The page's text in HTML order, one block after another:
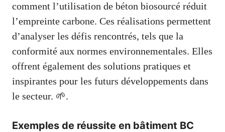
comment l’utilisation de béton biosourcé réduit
l’empreinte carbone. Ces réalisations permettent
d’analyser les défis rencontrés, tels que la
conformité aux normes environnementales. Elles
offrent également des solutions pratiques et
inspirantes pour les futurs développements dans
le secteur. 🌱.
Exemples de réussite en bâtiment BC